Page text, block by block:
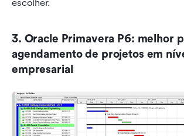
escolher.
3. Oracle Primavera P6: melhor
agendamento de projetos em
empresarial